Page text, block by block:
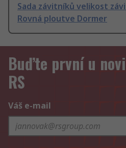
Sada závitníků velikost
Rovná ploutve Dormer
Buďte první u
RS
Váš e-mail